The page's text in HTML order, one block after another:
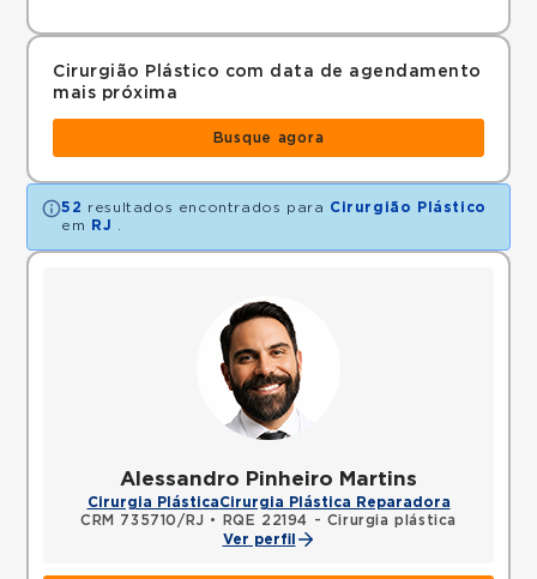
Cirurgião Plástico com data de agendamento
mais próxima
Busque agora
52 resultados encontrados para Cirurgião Plástico
em
RJ
Alessandro Pinheiro Martins
Cirurgia PlásticaCirurgia Plástica Reparadora
CRM 735710/RJ •
RQE 22194 - Cirurgia plástica
Ver perfil